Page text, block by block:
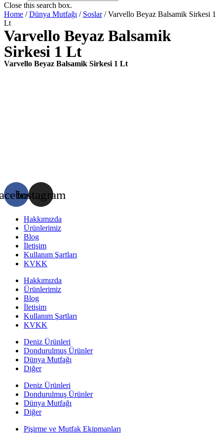
Close this search box.
Home /Dünya Mutfağı / Soslar/ Varvello Beyaz Balsamik Sirkesi 1
Lt
Varvello Beyaz Balsamik
Sirkesi 1 Lt
Varvello Beyaz Balsamik Sirkesi 1 Lt
Instagram
Hakkımızda
Ürünlerimiz
Blog
İletişim
Kullanım Şartları
KVKK
Hakkımızda
Ürünlerimiz
Blog
İletişim
Kullanım Şartları
KVKK
Deniz Ürünleri
Dondurulmuş Ürünler
Dünya Mutfağı
Diğer
Deniz Ürünleri
Dondurulmuş Ürünler
Dünya Mutfağı
Diğer
Pişirme ve Mutfak Ekipmanları